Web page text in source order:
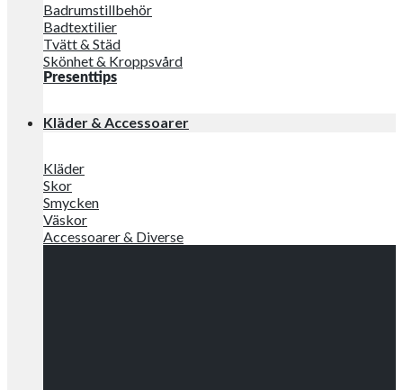
Badrumstillbehör
Badtextilier
Tvätt & Städ
Skönhet & Kroppsvård
Presenttips
Kläder & Accessoarer
Kläder
Skor
Smycken
Väskor
Accessoarer & Diverse